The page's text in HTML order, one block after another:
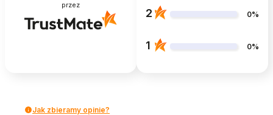
przez
2 0%
1 0%
Jak zbieramy opinie?